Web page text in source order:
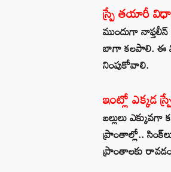
స్ప్రే తయారీ
ముందుగా
బాగా కలపాలి. ఈ
నింపుకోవాలి.
ఇంట్లో ఎక్కడ
బల్లులు
ప్రాంతాల్లో..
ప్రాంతాలకు రావడం